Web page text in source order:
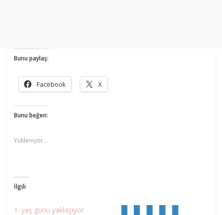
Bunu paylaş:
Facebook X
Bunu beğen:
Yükleniyor...
İlgili
1. yaş günü yaklaşıyor